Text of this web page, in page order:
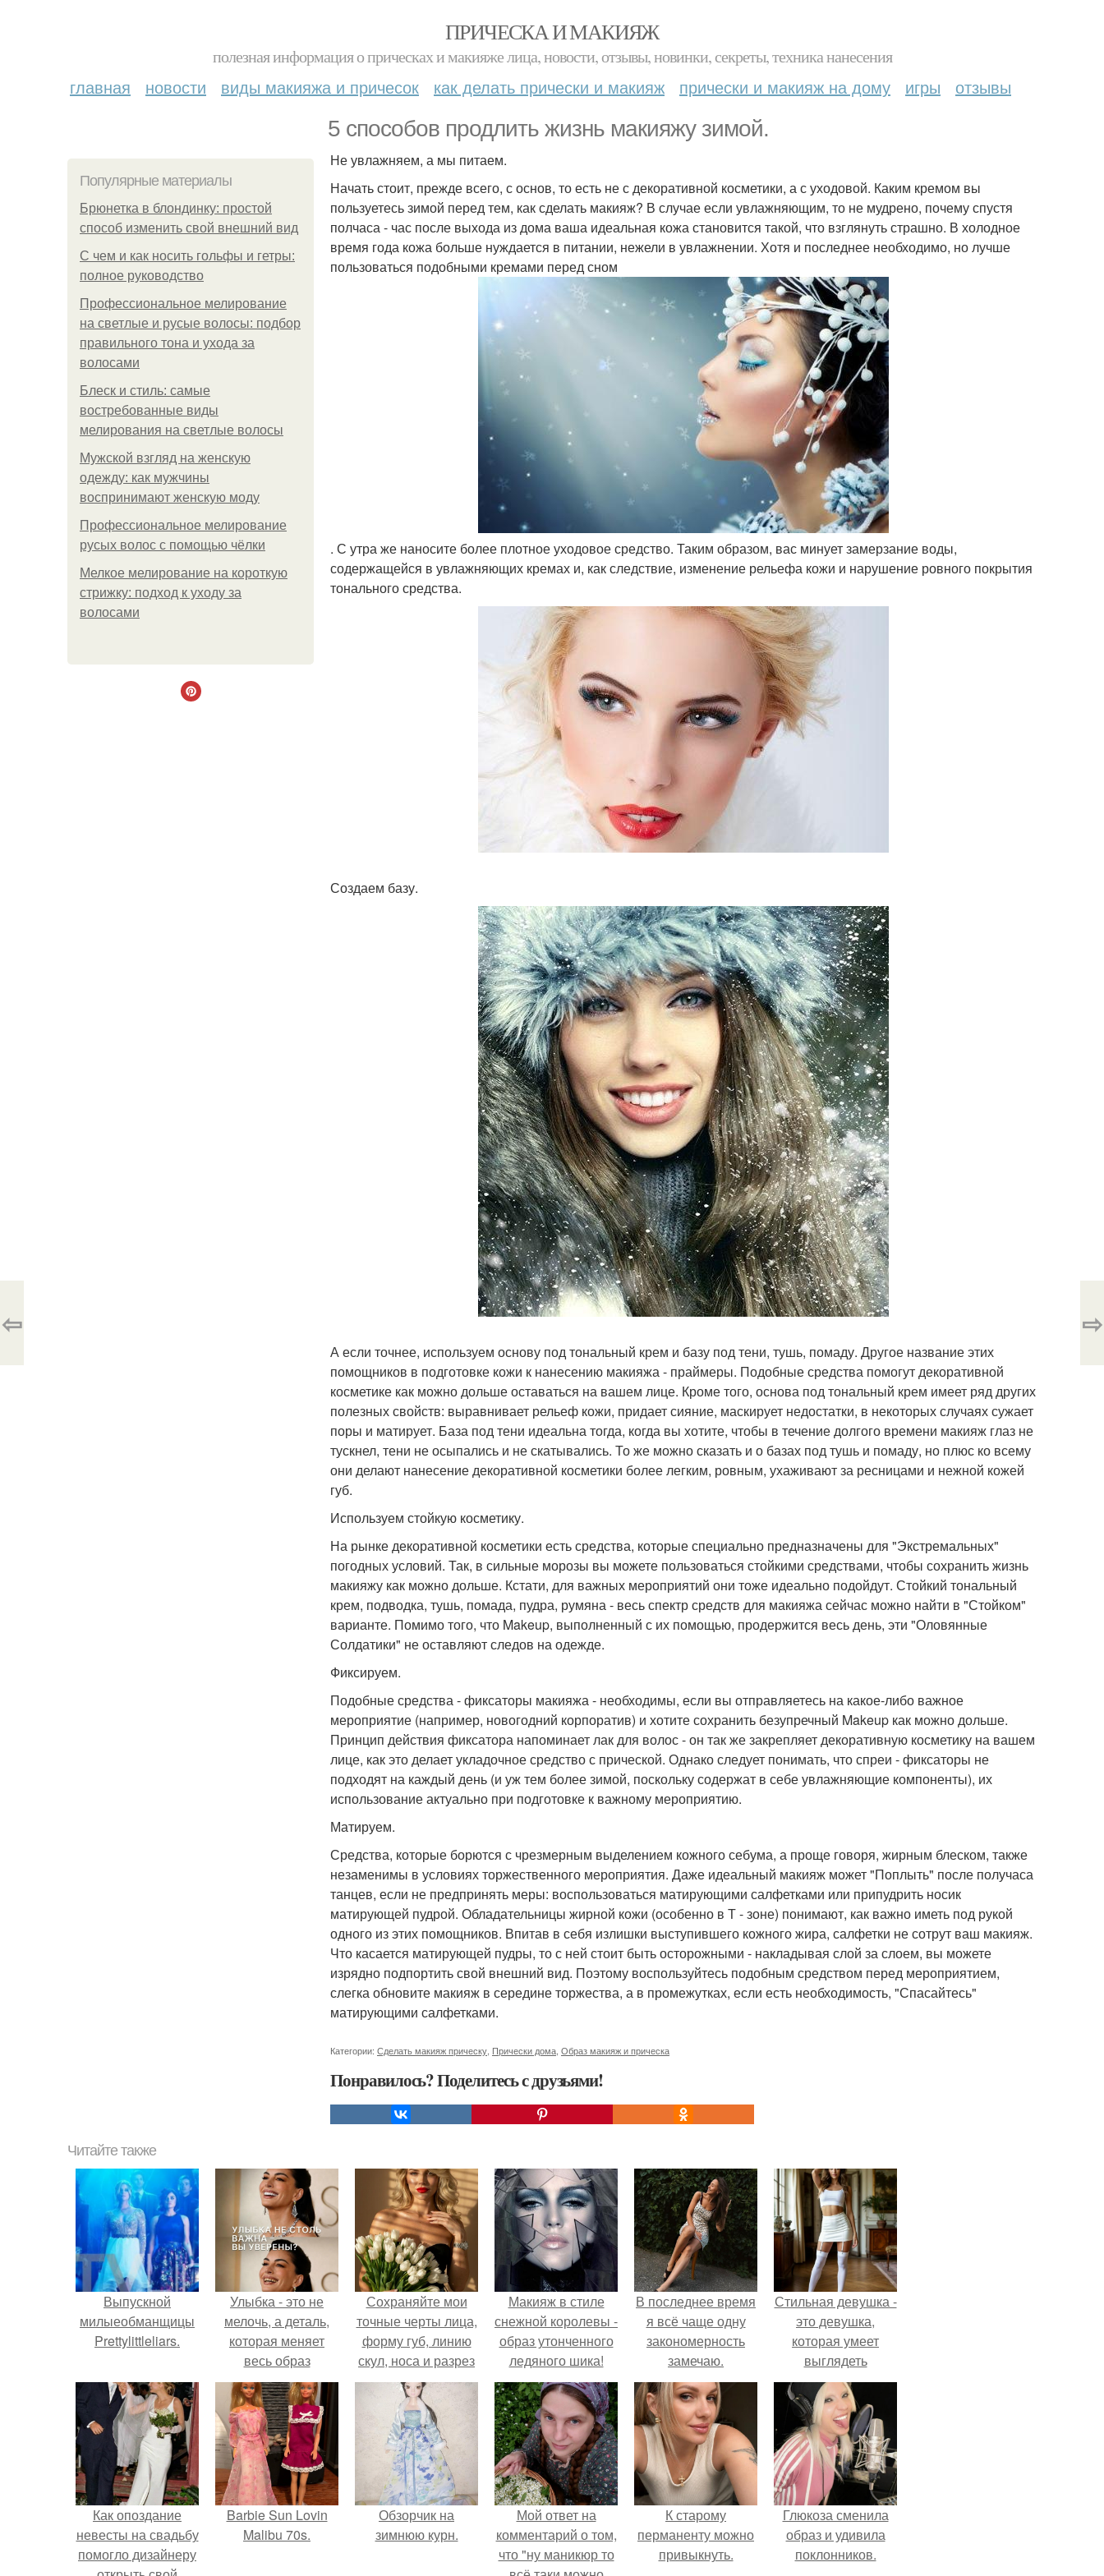
ПРИЧЕСКА И МАКИЯЖ
полезная информация о прическах и макияже лица, новости, отзывы, новинки, секреты, техника нанесения
главная новости виды макияжа и причесок как делать прически и макияж прически и макияж на дому игры отзывы
5 способов продлить жизнь макияжу зимой.
Популярные материалы
Брюнетка в блондинку: простой
способ изменить свой внешний вид
С чем и как носить гольфы и гетры:
полное руководство
Профессиональное мелирование
на светлые и русые волосы: подбор
правильного тона и ухода за
волосами
Блеск и стиль: самые
востребованные виды
мелирования на светлые волосы
Мужской взгляд на женскую
одежду: как мужчины
воспринимают женскую моду
Профессиональное мелирование
русых волос с помощью чёлки
Мелкое мелирование на короткую
стрижку: подход к уходу за
волосами
Не увлажняем, а мы питаем.
Начать стоит, прежде всего, с основ, то есть не с декоративной косметики, а с уходовой. Каким кремом вы
пользуетесь зимой перед тем, как сделать макияж? В случае если увлажняющим, то не мудрено, почему спустя
полчаса - час после выхода из дома ваша идеальная кожа становится такой, что взглянуть страшно. В холодное
время года кожа больше нуждается в питании, нежели в увлажнении. Хотя и последнее необходимо, но лучше
пользоваться подобными кремами перед сном
. С утра же наносите более плотное уходовое средство. Таким образом, вас минует замерзание воды,
содержащейся в увлажняющих кремах и, как следствие, изменение рельефа кожи и нарушение ровного покрытия
тонального средства.
Создаем базу.
А если точнее, используем основу под тональный крем и базу под тени, тушь, помаду. Другое название этих
помощников в подготовке кожи к нанесению макияжа - праймеры. Подобные средства помогут декоративной
косметике как можно дольше оставаться на вашем лице. Кроме того, основа под тональный крем имеет ряд других
полезных свойств: выравнивает рельеф кожи, придает сияние, маскирует недостатки, в некоторых случаях сужает
поры и матирует. База под тени идеальна тогда, когда вы хотите, чтобы в течение долгого времени макияж глаз не
тускнел, тени не осыпались и не скатывались. То же можно сказать и о базах под тушь и помаду, но плюс ко всему
они делают нанесение декоративной косметики более легким, ровным, ухаживают за ресницами и нежной кожей
губ.
Используем стойкую косметику.
На рынке декоративной косметики есть средства, которые специально предназначены для "Экстремальных"
погодных условий. Так, в сильные морозы вы можете пользоваться стойкими средствами, чтобы сохранить жизнь
макияжу как можно дольше. Кстати, для важных мероприятий они тоже идеально подойдут. Стойкий тональный
крем, подводка, тушь, помада, пудра, румяна - весь спектр средств для макияжа сейчас можно найти в "Стойком"
варианте. Помимо того, что Makeup, выполненный с их помощью, продержится весь день, эти "Оловянные
Солдатики" не оставляют следов на одежде.
Фиксируем.
Подобные средства - фиксаторы макияжа - необходимы, если вы отправляетесь на какое-либо важное
мероприятие (например, новогодний корпоратив) и хотите сохранить безупречный Makeup как можно дольше.
Принцип действия фиксатора напоминает лак для волос - он так же закрепляет декоративную косметику на вашем
лице, как это делает укладочное средство с прической. Однако следует понимать, что спреи - фиксаторы не
подходят на каждый день (и уж тем более зимой, поскольку содержат в себе увлажняющие компоненты), их
использование актуально при подготовке к важному мероприятию.
Матируем.
Средства, которые борются с чрезмерным выделением кожного себума, а проще говоря, жирным блеском, также
незаменимы в условиях торжественного мероприятия. Даже идеальный макияж может "Поплыть" после получаса
танцев, если не предпринять меры: воспользоваться матирующими салфетками или припудрить носик
матирующей пудрой. Обладательницы жирной кожи (особенно в Т - зоне) понимают, как важно иметь под рукой
одного из этих помощников. Впитав в себя излишки выступившего кожного жира, салфетки не сотрут ваш макияж.
Что касается матирующей пудры, то с ней стоит быть осторожными - накладывая слой за слоем, вы можете
изрядно подпортить свой внешний вид. Поэтому воспользуйтесь подобным средством перед мероприятием,
слегка обновите макияж в середине торжества, а в промежутках, если есть необходимость, "Спасайтесь"
матирующими салфетками.
Категории: Сделать макияж прическу Прически дома Образ макияж и прическа
Понравилось? Поделитесь с друзьями!
⇦ ⇨
Читайте также
Выпускной
милыеобманщицы
Prettylittleliars.
Улыбка - это не
мелочь, а деталь,
которая меняет
весь образ
человека.
Сохраняйте мои
точные черты лица,
форму губ, линию
скул, носа и разрез
глаз.
Макияж в стиле
снежной королевы -
образ утонченного
ледяного шика!
В последнее время
я всё чаще одну
закономерность
замечаю.
Стильная девушка -
это девушка,
которая умеет
выглядеть
привлекательно и
элегантно в любои
ситуации.
Как опоздание
невесты на свадьбу
помогло дизайнеру
Barbie Sun Lovin
Malibu 70s.
Обзорчик на
зимнюю курн.
Мой ответ на
комментарий о том,
что "ну маникюр то
К старому
перманенту можно
привыкнуть.
Глюкоза сменила
образ и удивила
поклонников.